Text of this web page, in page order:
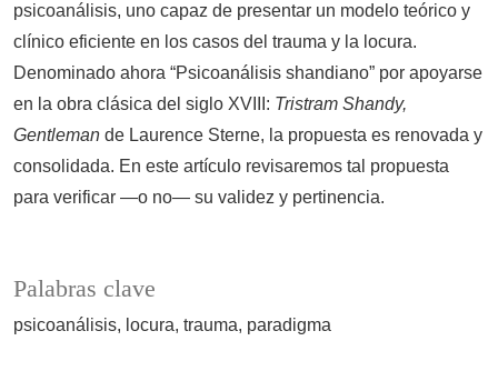
Palabras clave
psicoanálisis locura trauma paradigma
psicoanálisis, uno capaz de presentar un modelo teórico y
clínico eficiente en los casos del trauma y la locura.
Denominado ahora “Psicoanálisis shandiano” por apoyarse
en la obra clásica del siglo XVIII: Tristram Shandy,
Gentleman de Laurence Sterne, la propuesta es renovada y
consolidada. En este artículo revisaremos tal propuesta
para verificar —o no— su validez y pertinencia.